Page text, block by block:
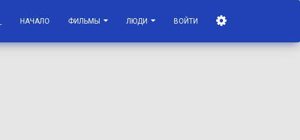
НАЧАЛО ФИЛЬМЫ ЛЮДИ ВОЙТИ